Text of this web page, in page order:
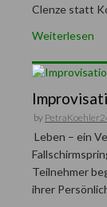
Clenze statt
Weiterlesen
by
Leben – ein
Teilnehmer
ihrer